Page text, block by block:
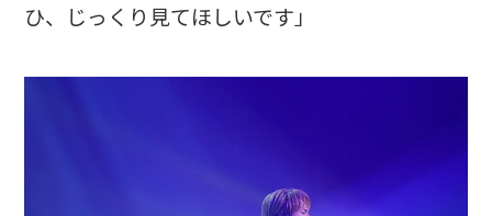
ひ、じっくり見てほしいです」